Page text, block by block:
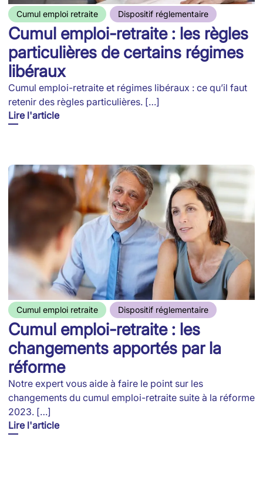
Cumul emploi retraite Dispositif réglementaire
Cumul emploi-retraite : les règles
particulières de certains régimes
libéraux
Cumul emploi-retraite et régimes libéraux : ce qu’il faut
retenir des règles particulières. […]
Lire l'article
Cumul emploi retraite Dispositif réglementaire
Cumul emploi-retraite : les
changements apportés par la
réforme
Notre expert vous aide à faire le point sur les
changements du cumul emploi-retraite suite à la réforme
2023. […]
Lire l'article